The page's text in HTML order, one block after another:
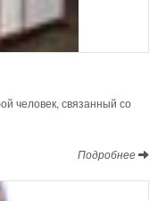
человек, связанный со
Подробнее